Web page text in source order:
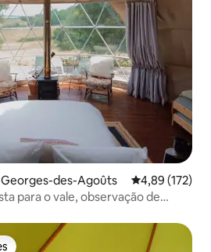
Georges-des-Agoûts 4,89 de uma
4,89 (172)
para o vale, observação de